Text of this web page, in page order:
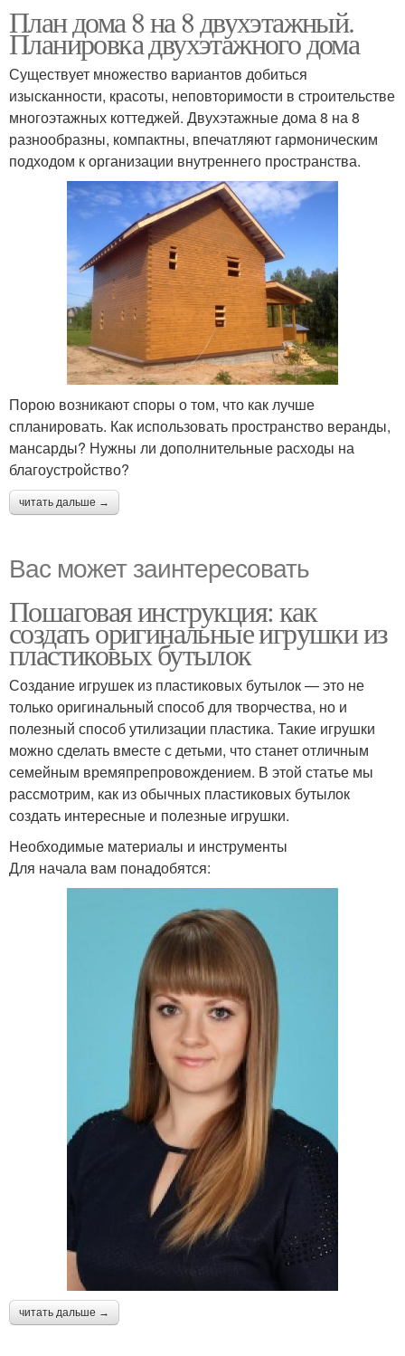
План дома 8 на 8 двухэтажный.
Планировка двухэтажного дома
Существует множество вариантов добиться
изысканности, красоты, неповторимости в строительстве
многоэтажных коттеджей. Двухэтажные дома 8 на 8
разнообразны, компактны, впечатляют гармоническим
подходом к организации внутреннего пространства.
Порою возникают споры о том, что как лучше
спланировать. Как использовать пространство веранды,
мансарды? Нужны ли дополнительные расходы на
благоустройство?
читать дальше →
Вас может заинтересовать
Пошаговая инструкция: как
создать оригинальные игрушки из
пластиковых бутылок
Создание игрушек из пластиковых бутылок — это не
только оригинальный способ для творчества, но и
полезный способ утилизации пластика. Такие игрушки
можно сделать вместе с детьми, что станет отличным
семейным времяпрепровождением. В этой статье мы
рассмотрим, как из обычных пластиковых бутылок
создать интересные и полезные игрушки.
Необходимые материалы и инструменты
Для начала вам понадобятся:
читать дальше →